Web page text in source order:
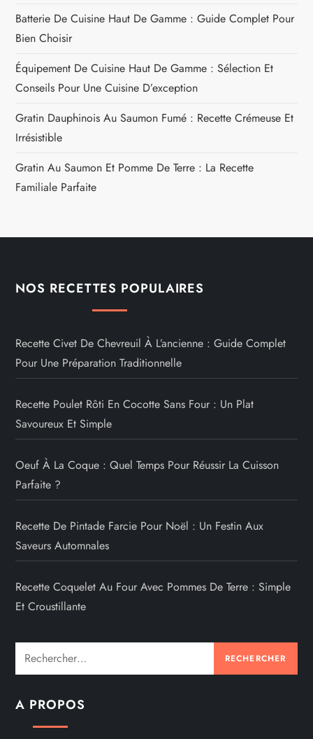
Batterie De Cuisine Haut De Gamme : Guide Complet Pour
Bien Choisir
Équipement De Cuisine Haut De Gamme : Sélection Et
Conseils Pour Une Cuisine D’exception
Gratin Dauphinois Au Saumon Fumé : Recette Crémeuse Et
Irrésistible
Gratin Au Saumon Et Pomme De Terre : La Recette
Familiale Parfaite
NOS RECETTES POPULAIRES
Recette Civet De Chevreuil À L’ancienne : Guide Complet
Pour Une Préparation Traditionnelle
Recette Poulet Rôti En Cocotte Sans Four : Un Plat
Savoureux Et Simple
Oeuf À La Coque : Quel Temps Pour Réussir La Cuisson
Parfaite ?
Recette De Pintade Farcie Pour Noël : Un Festin Aux
Saveurs Automnales
Recette Coquelet Au Four Avec Pommes De Terre : Simple
Et Croustillante
Rechercher :
A PROPOS